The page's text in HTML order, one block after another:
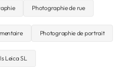
Photographie de rue
Photographie de portrait
Leica SL